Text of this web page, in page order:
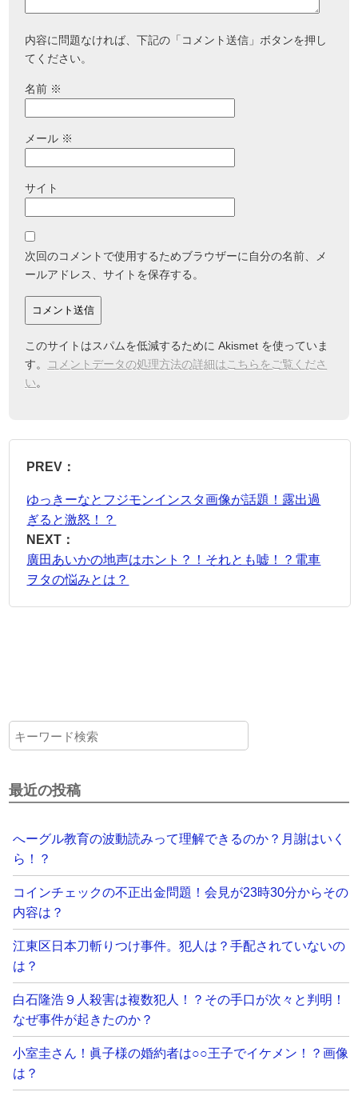
内容に問題なければ、下記の「コメント送信」ボタンを押し
てください。
名前 ※
メール ※
サイト
次回のコメントで使用するためブラウザーに自分の名前、メ
ールアドレス、サイトを保存する。
このサイトはスパムを低減するために Akismet を使っていま
す。
コメントデータの処理方法の詳細はこちらをご覧くださ
い。
PREV：
ゆっきーなとフジモンインスタ画像が話題！露出過
ぎると激怒！？
NEXT：
廣田あいかの地声はホント？！それとも嘘！？電車
ヲタの悩みとは？
最近の投稿
へーグル教育の波動読みって理解できるのか？月謝はいく
ら！？
コインチェックの不正出金問題！会見が23時30分からその
内容は？
江東区日本刀斬りつけ事件。犯人は？手配されていないの
は？
白石隆浩９人殺害は複数犯人！？その手口が次々と判明！
なぜ事件が起きたのか？
小室圭さん！眞子様の婚約者は○○王子でイケメン！？画像
は？